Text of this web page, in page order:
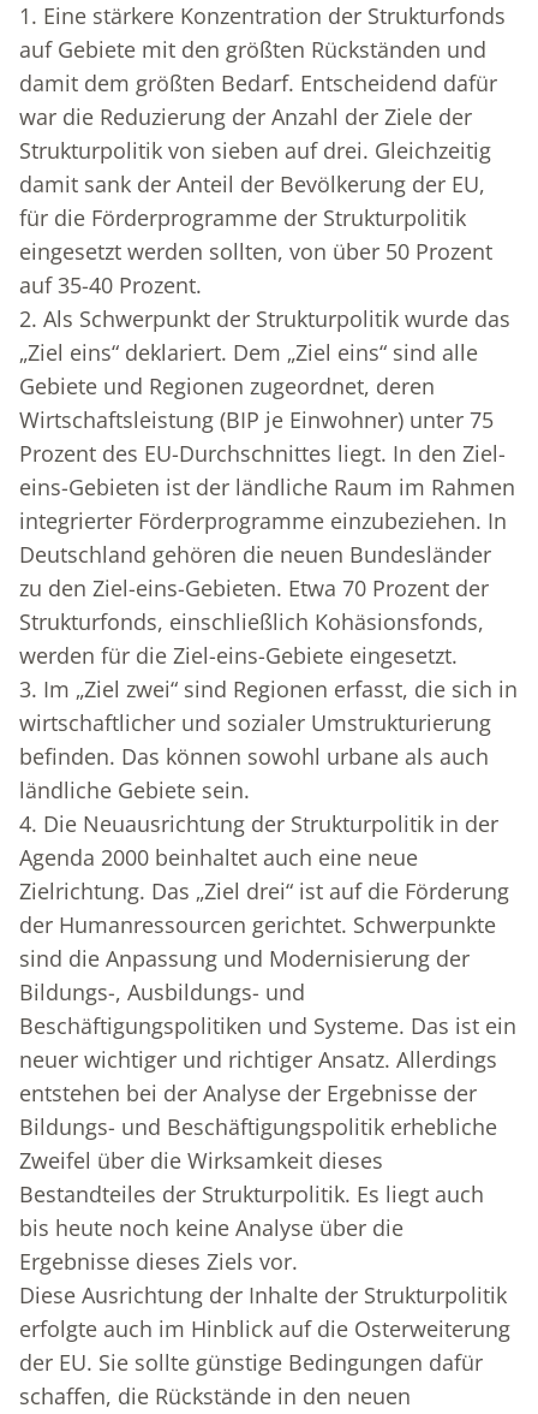
1. Eine stärkere Konzentration der Strukturfonds
auf Gebiete mit den größten Rückständen und
damit dem größten Bedarf. Entscheidend dafür
war die Reduzierung der Anzahl der Ziele der
Strukturpolitik von sieben auf drei. Gleichzeitig
damit sank der Anteil der Bevölkerung der EU,
für die Förderprogramme der Strukturpolitik
eingesetzt werden sollten, von über 50 Prozent
auf 35-40 Prozent.
2. Als Schwerpunkt der Strukturpolitik wurde das
„Ziel eins“ deklariert. Dem „Ziel eins“ sind alle
Gebiete und Regionen zugeordnet, deren
Wirtschaftsleistung (BIP je Einwohner) unter 75
Prozent des EU-Durchschnittes liegt. In den Ziel-
eins-Gebieten ist der ländliche Raum im Rahmen
integrierter Förderprogramme einzubeziehen. In
Deutschland gehören die neuen Bundesländer
zu den Ziel-eins-Gebieten. Etwa 70 Prozent der
Strukturfonds, einschließlich Ko­häsionsfonds,
werden für die Ziel-eins-Gebiete eingesetzt.
3. Im „Ziel zwei“ sind Regionen erfasst, die sich in
wirtschaftlicher und sozialer Umstrukturierung
befinden. Das können sowohl urbane als auch
ländliche Gebiete sein.
4. Die Neuausrichtung der Strukturpolitik in der
Agenda 2000 beinhaltet auch eine neue
Zielrichtung. Das „Ziel drei“ ist auf die Förderung
der Humanressour­cen gerichtet. Schwerpunkte
sind die Anpassung und Modernisierung der
Bildungs-, Ausbildungs- und
Beschäftigungspolitiken und Systeme. Das ist ein
neuer wichtiger und richtiger Ansatz. Allerdings
entstehen bei der Analyse der Ergebnisse der
Bildungs- und Beschäftigungspolitik erhebliche
Zweifel über die Wirksamkeit dieses
Bestandteiles der Strukturpolitik. Es liegt auch
bis heute noch keine Analyse über die
Ergebnisse dieses Ziels vor.
Diese Ausrichtung der Inhalte der Strukturpolitik
erfolgte auch im Hinblick auf die Osterweiterung
der EU. Sie sollte günstige Bedingungen dafür
schaffen, die Rückstände in den neuen